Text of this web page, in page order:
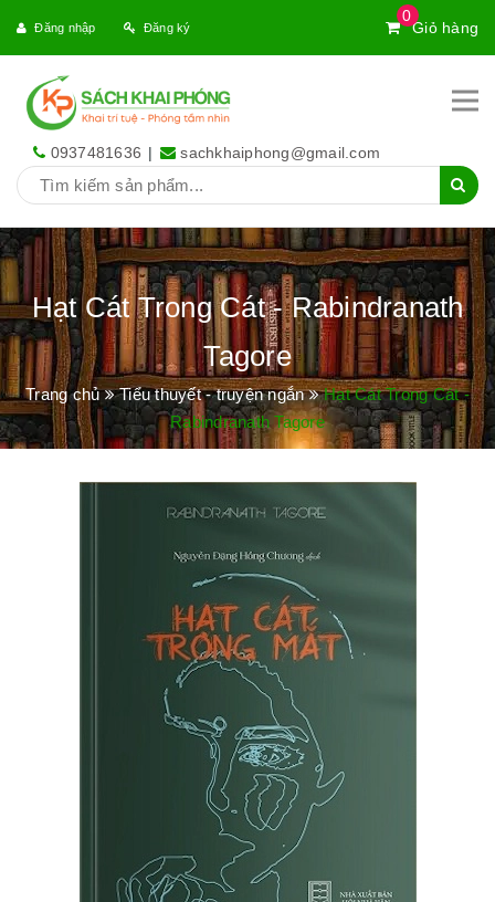
0
Giỏ hàng
Đăng nhập Đăng ký
0937481636 | sachkhaiphong@gmail.com
Hạt Cát Trong Cát - Rabindranath
Tagore
Trang chủ Tiểu thuyết - truyện ngắn
Hạt Cát Trong Cát -
Rabindranath Tagore